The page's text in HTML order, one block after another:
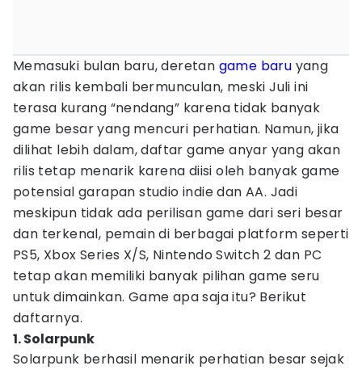
Memasuki bulan baru, deretan game baru yang
akan rilis kembali bermunculan, meski Juli ini
terasa kurang “nendang” karena tidak banyak
game besar yang mencuri perhatian. Namun, jika
dilihat lebih dalam, daftar game anyar yang akan
rilis tetap menarik karena diisi oleh banyak game
potensial garapan studio indie dan AA. Jadi
meskipun tidak ada perilisan game dari seri besar
dan terkenal, pemain di berbagai platform seperti
PS5, Xbox Series X/S, Nintendo Switch 2 dan PC
tetap akan memiliki banyak pilihan game seru
untuk dimainkan. Game apa saja itu? Berikut
daftarnya.
1. Solarpunk
Solarpunk berhasil menarik perhatian besar sejak